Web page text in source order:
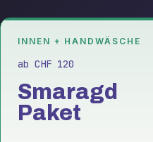
INNEN + HANDWÄSCHE
ab CHF 120
Smaragd
Paket